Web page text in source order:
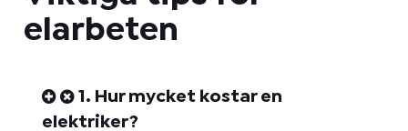
elarbeten
1. Hur mycket kostar en
elektriker?